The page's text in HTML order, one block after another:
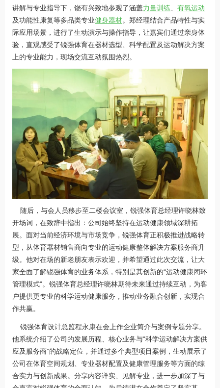
讲解与专业指导下，饶有兴致地参观了涵盖力量训练
有氧运动
及功能性康复等多品类专业健身器材。郑经理结合产品特性与实
际应用场景，进行了生动演示与操作指导，让嘉宾们通过亲身体
验，直观感受了锐强体育在器材选型、科学配置及运动解决方案
上的专业能力，现场交流互动氛围热烈。
随后，与会人员移步至二楼会议室，锐强体育总经理许晓林致
开场词，在致辞中指出：公司始终坚持在运动健康领域深耕拓
展。面对当前经济环境与市场竞争，锐强体育正积极推进战略转
型，从体育器材销售商向专业的运动健康整体解决方案服务商升
级。他对在场的新老朋友表示欢迎，并希望通过此次交流，让大
家全面了解锐强体育的业务体系，特别是其创新的“运动健康闭环
管理模式”。锐强体育总经理许晓林期待未来通过持续互动，为客
户提供更专业的科学运动健康服务，推动业务融合创新，实现合
作共赢。
锐强体育设计总监程永康在会上作企业简介与案例专题分享。
他系统介绍了公司的发展历程、核心业务与“科学运动解决方案供
应及服务商”的战略定位，并通过多个典型项目案例，生动展示了
公司在体育空间规划、专业器材配置及健康管理服务等方面的综
合实力与创新成果。分享内容详实、见解专业，进一步加深了与